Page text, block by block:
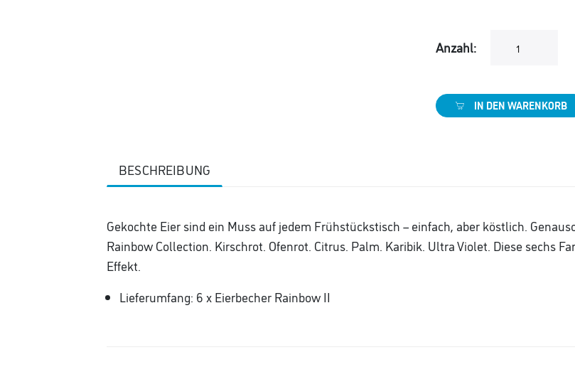
Anzahl:
IN DEN WARENKORB
BESCHREIBUNG
Gekochte Eier sind ein Muss auf jedem Frühstückstisch – einfach, aber köstlich.
Rainbow Collection. Kirschrot. Ofenrot. Citrus. Palm. Karibik. Ultra Violet. Diese sechs
Effekt.
Lieferumfang: 6 x Eierbecher Rainbow II